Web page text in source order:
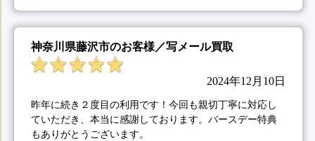
神奈川県藤沢市のお客様／写メール買取
2024年12月10日
昨年に続き２度目の利用です！今回も親切丁寧に対応し
ていただき、本当に感謝しております。バースデー特典
もありがとうございます。